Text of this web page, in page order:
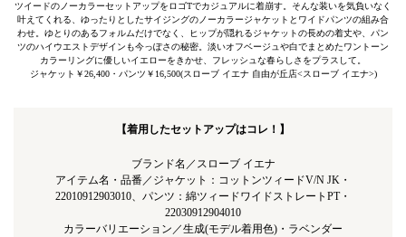
ツイードのノーカラーセットアップをロゴTでカジュアルに着崩す。そんな装いを気負いなく
叶えてくれる、ゆったりとしたサイジングのノーカラージャケットとワイドパンツの組み合
わせ。ゆとりのあるフォルムだけでなく、ヒップが隠れるジャケットの長めの着丈や、パン
ツのハイウエストデザインも今っぽさの秘密。淡いオフベージュや白でまとめたワントーン
カラーリングに優しいイエローをきかせ、フレッシュな春らしさをプラスして。
ジャケット￥26,400・パンツ￥16,500(スローブ イエナ 自由が丘店<スローブ イエナ>)
【着用したセットアップはコレ！】
ブランド名／スローブ イエナ
アイテム名・品番／ジャケット：コットンツィードV/N JK・
22010912903010、パンツ：綿ツィードワイドストレートPT・
22030912904010
カラーバリエーション／生成(モデル着用色)・ラベンダー